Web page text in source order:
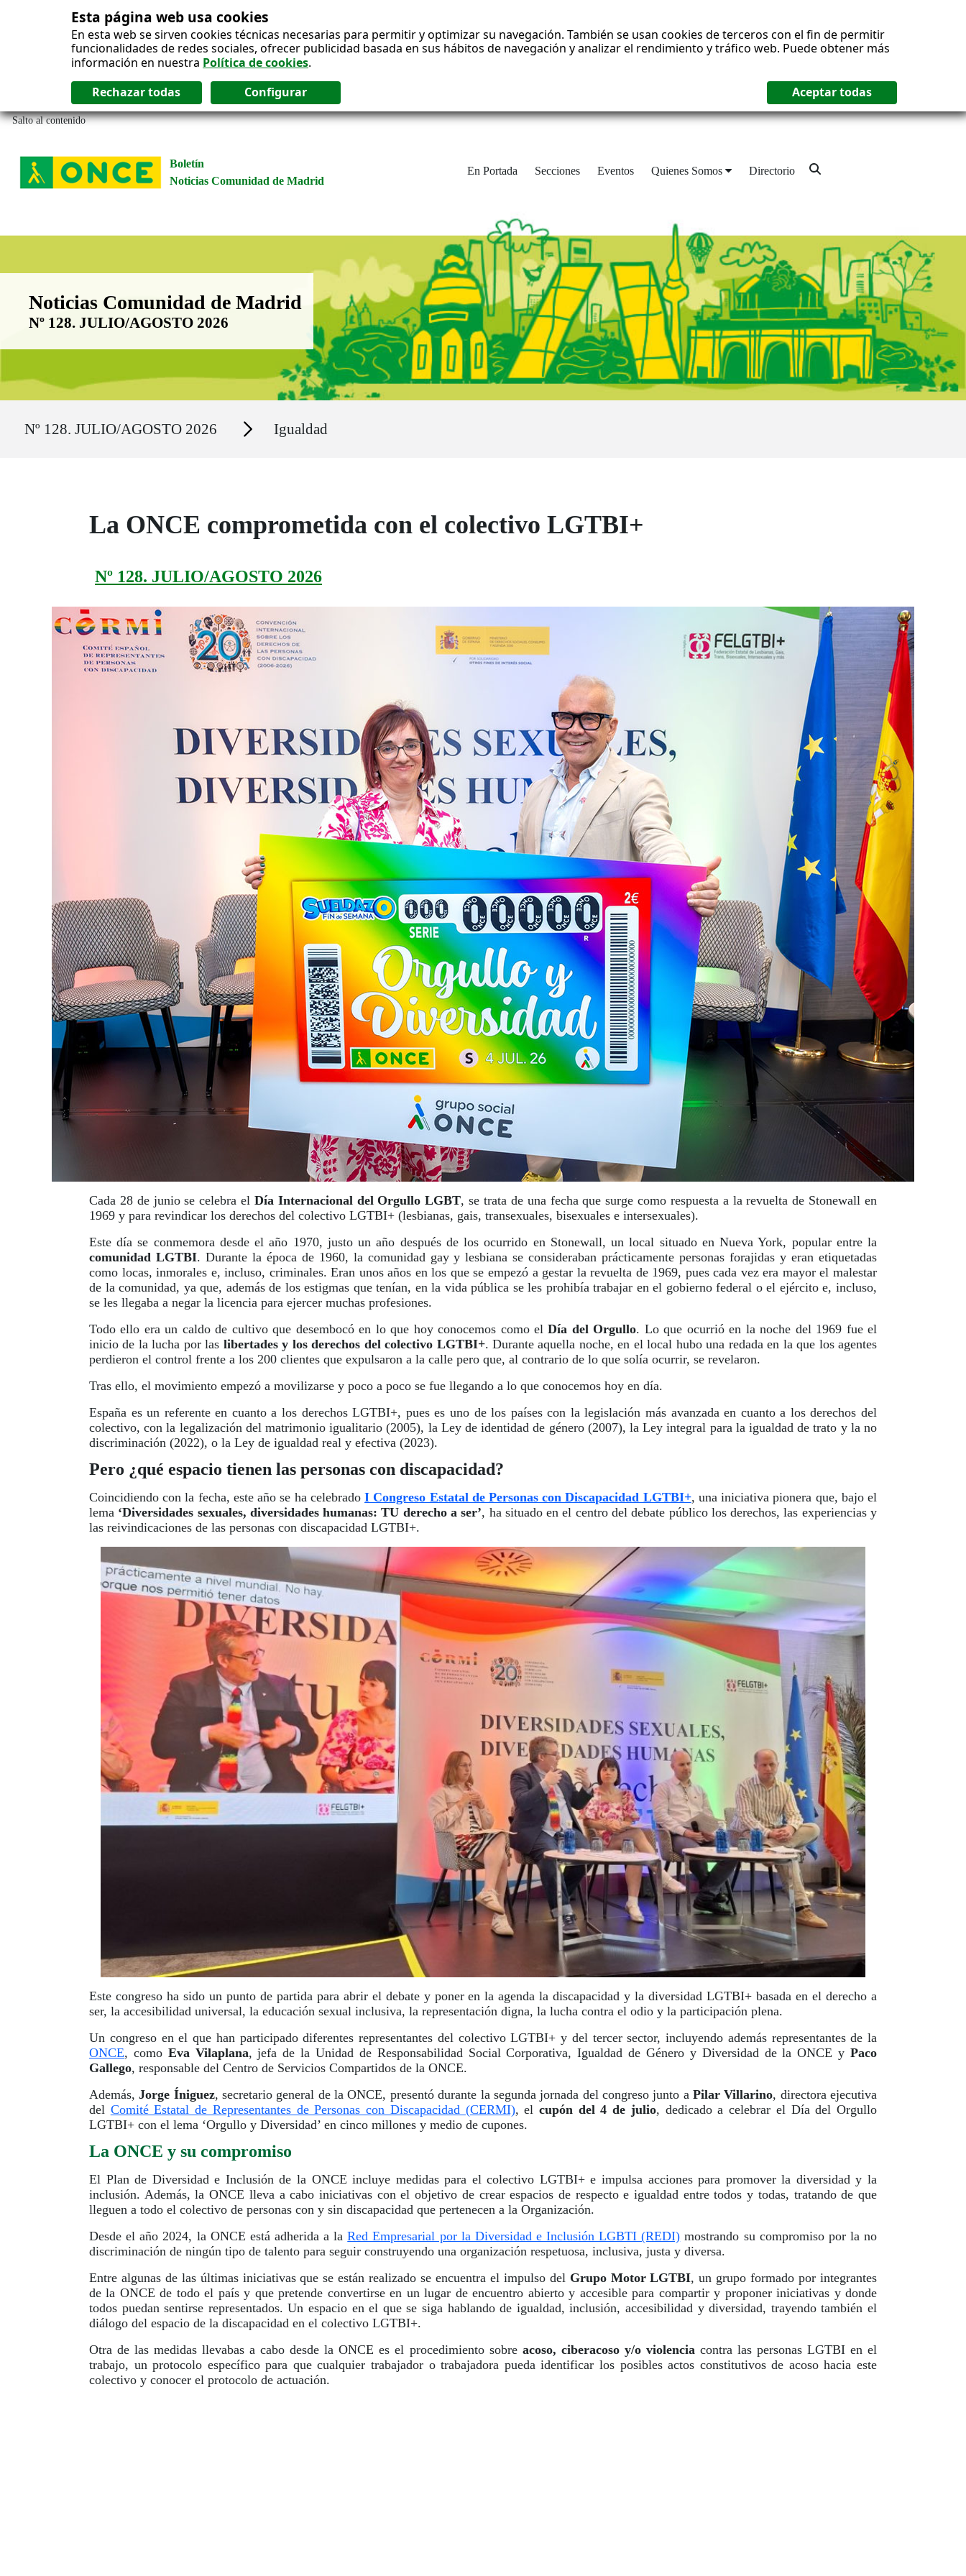
Esta página web usa cookies
En esta web se sirven cookies técnicas necesarias para permitir y optimizar su navegación. También se usan cookies de terceros con el fin de permitir
funcionalidades de redes sociales, ofrecer publicidad basada en sus hábitos de navegación y analizar el rendimiento y tráfico web. Puede obtener más
información en nuestra Política de cookies.
Salto al contenido
Boletín
Noticias Comunidad de Madrid
En Portada Secciones Eventos Quienes Somos Directorio
Boletín Noticias Comunidad de Madrid
Noticias Comunidad de Madrid
Nº 128. JULIO/AGOSTO 2026
Nº 128. JULIO/AGOSTO 2026 Secciones Igualdad
La ONCE comprometida con el colectivo LGTBI+
Nº 128. JULIO/AGOSTO 2026
Cada 28 de junio se celebra el Día Internacional del Orgullo LGBT, se trata de una fecha que surge como respuesta a la revuelta de Stonewall en
1969 y para revindicar los derechos del colectivo LGTBI+ (lesbianas, gais, transexuales, bisexuales e intersexuales).
Este día se conmemora desde el año 1970, justo un año después de los ocurrido en Stonewall, un local situado en Nueva York, popular entre la
comunidad LGTBI. Durante la época de 1960, la comunidad gay y lesbiana se consideraban prácticamente personas forajidas y eran etiquetadas
como locas, inmorales e, incluso, criminales. Eran unos años en los que se empezó a gestar la revuelta de 1969, pues cada vez era mayor el malestar
de la comunidad, ya que, además de los estigmas que tenían, en la vida pública se les prohibía trabajar en el gobierno federal o el ejército e, incluso,
se les llegaba a negar la licencia para ejercer muchas profesiones.
Todo ello era un caldo de cultivo que desembocó en lo que hoy conocemos como elDía del Orgullo. Lo que ocurrió en la noche del 1969 fue el
inicio de la lucha por las libertades y los derechos del colectivo LGTBI+. Durante aquella noche, en el local hubo una redada en la que los agentes
perdieron el control frente a los 200 clientes que expulsaron a la calle pero que, al contrario de lo que solía ocurrir, se revelaron.
Tras ello, el movimiento empezó a movilizarse y poco a poco se fue llegando a lo que conocemos hoy en día.
España es un referente en cuanto a los derechos LGTBI+, pues es uno de los países con la legislación más avanzada en cuanto a los derechos del
colectivo, con la legalización del matrimonio igualitario (2005), la Ley de identidad de género (2007), la Ley integral para la igualdad de trato y la no
discriminación (2022), o la Ley de igualdad real y efectiva (2023).
Pero ¿qué espacio tienen las personas con discapacidad?
Coincidiendo con la fecha, este año se ha celebradoI Congreso Estatal de Personas con Discapacidad LGTBI+, una iniciativa pionera que, bajo el
lema ‘Diversidades sexuales, diversidades humanas: TU derecho a ser’, ha situado en el centro del debate público los derechos, las experiencias y
las reivindicaciones de las personas con discapacidad LGTBI+.
Este congreso ha sido un punto de partida para abrir el debate y poner en la agenda la discapacidad y la diversidad LGTBI+ basada en el derecho a
ser, la accesibilidad universal, la educación sexual inclusiva, la representación digna, la lucha contra el odio y la participación plena.
Un congreso en el que han participado diferentes representantes del colectivo LGTBI+ y del tercer sector, incluyendo además representantes de la
ONCE, como Eva Vilaplana, jefa de la Unidad de Responsabilidad Social Corporativa, Igualdad de Género y Diversidad de la ONCE yPaco
Gallego, responsable del Centro de Servicios Compartidos de la ONCE.
Además,Jorge Íniguez, secretario general de la ONCE, presentó durante la segunda jornada del congreso junto a Pilar Villarino, directora ejecutiva
del Comité Estatal de Representantes de Personas con Discapacidad (CERMI), elcupón del 4 de julio, dedicado a celebrar el Día del Orgullo
LGTBI+ con el lema ‘Orgullo y Diversidad’ en cinco millones y medio de cupones.
La ONCE y su compromiso
El Plan de Diversidad e Inclusión de la ONCE incluye medidas para el colectivo LGTBI+ e impulsa acciones para promover la diversidad y la
inclusión. Además, la ONCE lleva a cabo iniciativas con el objetivo de crear espacios de respecto e igualdad entre todos y todas, tratando de que
lleguen a todo el colectivo de personas con y sin discapacidad que pertenecen a la Organización.
Desde el año 2024, la ONCE está adherida a laRed Empresarial por la Diversidad e Inclusión LGBTI (REDI) mostrando su compromiso por la no
discriminación de ningún tipo de talento para seguir construyendo una organización respetuosa, inclusiva, justa y diversa.
Entre algunas de las últimas iniciativas que se están realizado se encuentra el impulso del Grupo Motor LGTBI, un grupo formado por integrantes
de la ONCE de todo el país y que pretende convertirse en un lugar de encuentro abierto y accesible para compartir y proponer iniciativas y donde
todos puedan sentirse representados. Un espacio en el que se siga hablando de igualdad, inclusión, accesibilidad y diversidad, trayendo también el
diálogo del espacio de la discapacidad en el colectivo LGTBI+.
Otra de las medidas llevabas a cabo desde la ONCE es el procedimiento sobre acoso, ciberacoso y/o violenciacontra las personas LGTBI en el
trabajo, un protocolo específico para que cualquier trabajador o trabajadora pueda identificar los posibles actos constitutivos de acoso hacia este
colectivo y conocer el protocolo de actuación.